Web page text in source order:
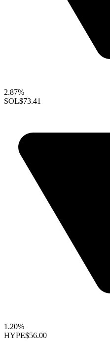
2.87%
SOL$73.41
1.20%
HYPE$56.00